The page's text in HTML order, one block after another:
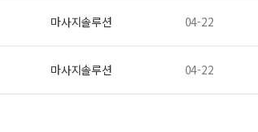
마사지솔루션 04-22
마사지솔루션 04-22